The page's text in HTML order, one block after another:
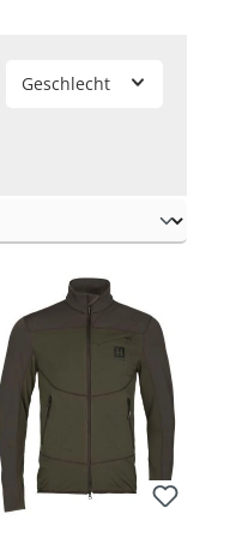
Funktionalität
die Temperaturen
zu tragen,
trocknet die
im
Soll die
(X, Move,
Geschlecht